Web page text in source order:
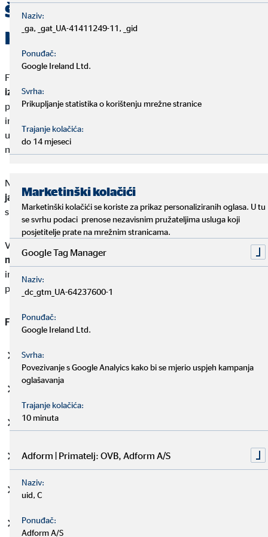
Što su to fiksni troškovi
kućanstva?
Fiksni troškovi su troškovi koji se javljaju
iznosu. Troškovi života kao što su najam i struja tipični su
primjeri fiksnih troškova: iznosi se javljaju u redovitim
intervalima, obično mjesečno, i čine određene, relativno
ujednačene troškove. Što su ti fiksni troškovi veći, manje će
novca ostati za ostale troškove.
Neki fiksni troškovi trebaju se plaćati
javljaju samo tromjesečno ili čak godišnje
slučaj kod osiguranja, na primjer.
Varijabilni troškovi, s druge strane, mogu varirati
iz mjeseca u
mjesec
. Sukladno tome, za razliku od fiksnih troškova, uvijek
imaš priliku negdje uštedjeti. Varijabilni troškovi nastaju, na
primjer, u slobodno vrijeme ili prilikom kupovine.
Fiksni troškovi
Stanarina
Plaćanje vodnih usluga
Struja
Grijanje
Osiguranje
Naziv:
_ga, _gat_UA-41411249-11, _gid
Ponuđač:
Google Ireland Ltd.
Svrha:
Prikupljanje statistika o korištenju mrežne stranice
Trajanje kolačića:
do 14 mjeseci
Marketinški kolačići
Marketinški kolačići se koriste za prikaz personaliziranih oglasa. U tu
se svrhu podaci prenose nezavisnim pružateljima usluga koji
posjetitelje prate na mrežnim stranicama.
Google Tag Manager
Naziv:
_dc_gtm_UA-64237600-1
Ponuđač:
Google Ireland Ltd.
Svrha:
Povezivanje s Google Analyics kako bi se mjerio uspjeh kampanja
oglašavanja
Trajanje kolačića:
10 minuta
Adform | Primatelj: OVB, Adform A/S
Naziv:
uid, C
Ponuđač:
Adform A/S